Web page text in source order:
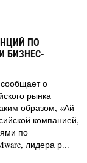
ПО
БИЗНЕС-
о
рынка
образом, «Ай-
компанией,
по
лидера р...